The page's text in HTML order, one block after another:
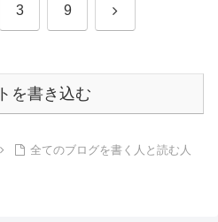
3 9 次
を書き込む
全てのブログを書く人と読む人